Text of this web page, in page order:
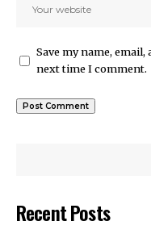
Save my name,
next time I comment.
Recent Posts